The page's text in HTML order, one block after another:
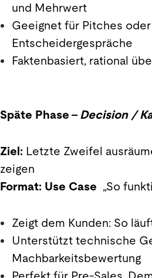
und Mehrwert
Geeignet für Pitches oder
Entscheidergespräche
Faktenbasiert, rational
Späte Phase –Decision /
Ziel: Letzte Zweifel
zeigen
Format: Use Case „So
Zeigt dem Kunden: So
Unterstützt technische
Machbarkeitsbewertung